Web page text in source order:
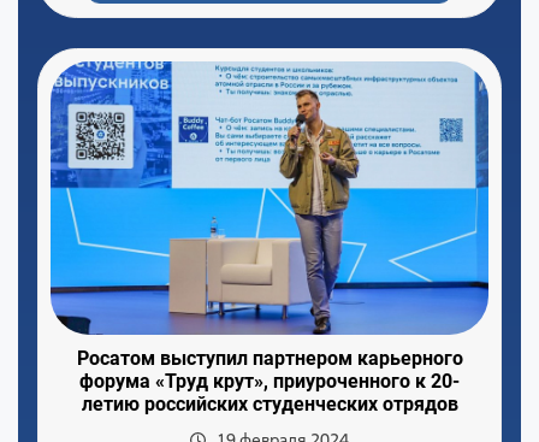
Росатом выступил партнером карьерного
форума «Труд крут», приуроченного к 20-
летию российских студенческих отрядов